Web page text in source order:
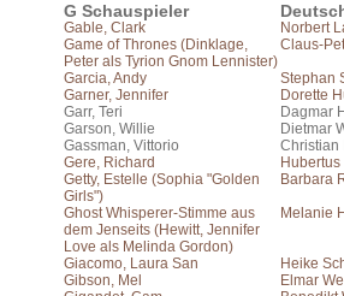
G Schauspieler
Gable, Clark
Norbert
Game of Thrones (Dinklage,
Peter als Tyrion Gnom Lennister)
Claus-
Garcia, Andy
Stephan
Garner, Jennifer
Dorette
Garr, Teri
Dagmar
Garson, Willie
Dietmar
Gassman, Vittorio
Christian
Gere, Richard
Getty, Estelle (Sophia "Golden
Girls")
Barbara
Ghost Whisperer-Stimme aus
dem Jenseits (Hewitt, Jennifer
Love als Melinda Gordon)
Melanie
Giacomo, Laura San
Heike
Gibson, Mel
Elmar